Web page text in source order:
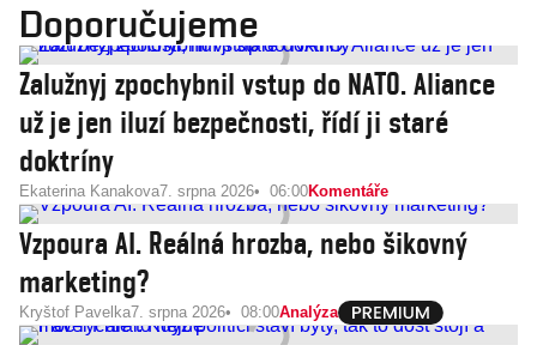
Doporučujeme
Zalužnyj zpochybnil vstup do NATO. Aliance
už je jen iluzí bezpečnosti, řídí ji staré
doktríny
Ekaterina Kanakova7. srpna 2026 06:00Komentáře
Vzpoura AI. Reálná hrozba, nebo šikovný
marketing?
Kryštof Pavelka7. srpna 2026 08:00Analýza